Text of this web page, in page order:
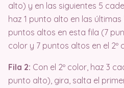
alto) y en las siguientes 5
haz 1 punto alto en las
puntos altos en esta fila (7
color y 7 puntos altos en el 2º
Fila 2: Con el 2º color, haz 3
punto alto), gira, salta el